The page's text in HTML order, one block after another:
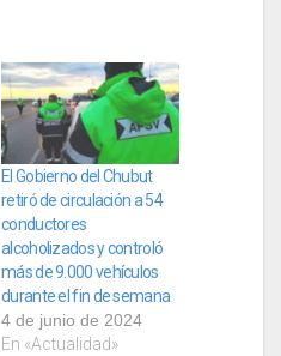
El Gobierno del Chubut
retiró de circulación a 54
conductores
alcoholizados y controló
más de 9.000 vehículos
durante el fin de semana
4 de junio de 2024
En «Actualidad»